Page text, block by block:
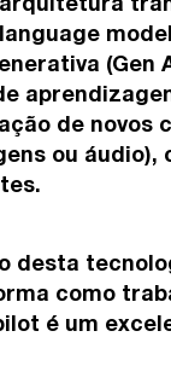
(Gen
de novos
ou áudio),
desta
como
é um